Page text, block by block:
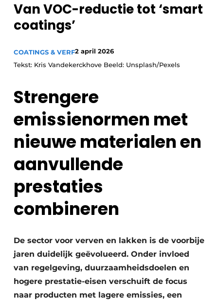
Nieuwsbrief
Podcasts
Vacature aanmelden
Video’s
Van VOC-reductie tot ‘smart
coatings’
COATINGS & VERF2 april 2026
Tekst: Kris Vandekerckhove Beeld: Unsplash/Pexels
Strengere
emissienormen met
nieuwe materialen en
aanvullende
prestaties
combineren
De sector voor verven en lakken is de voorbije
jaren duidelijk geëvolueerd. Onder invloed
van regelgeving, duurzaamheidsdoelen en
hogere prestatie-eisen verschuift de focus
naar producten met lagere emissies, een